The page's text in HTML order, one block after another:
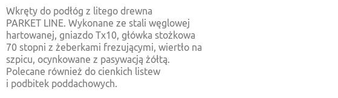
Wkręty do podłóg z litego drewna
PARKET LINE. Wykonane ze stali węglowej
hartowanej, gniazdo Tx10, główka stożkowa
70 stopni z żeberkami frezującymi, wiertło na
szpicu, ocynkowane z pasywacją żółtą.
Polecane również do cienkich listew
i podbitek poddachowych.